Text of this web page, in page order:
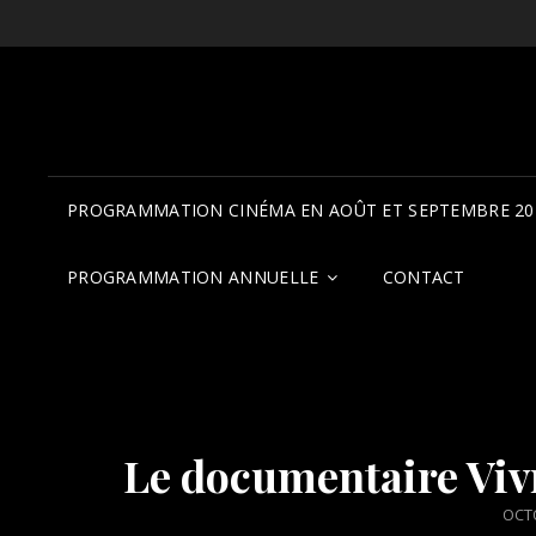
PROGRAMMATION CINÉMA EN AOÛT ET SEPTEMBRE
PROGRAMMATION ANNUELLE CONTACT
Le documentaire